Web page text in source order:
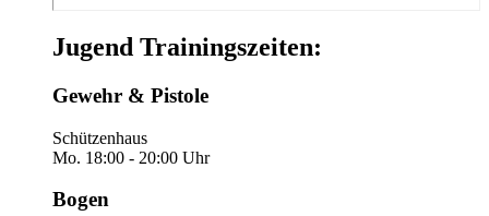
Jugend Trainingszeiten:
Gewehr & Pistole
Schützenhaus
Mo. 18:00 - 20:00 Uhr
Bogen